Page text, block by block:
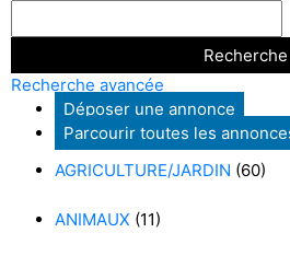
Recherche avancée
Déposer une annonce
Parcourir toutes les
AGRICULTURE/JARDIN (60)
ANIMAUX (11)